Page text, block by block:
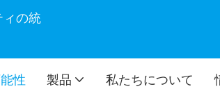
の統
性 製品 私たちについて